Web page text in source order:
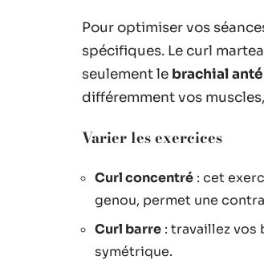
Pour optimiser vos
spécifiques. Le curl
seulement le brachial
différemment vos
Varier les exercices
Curl concentré : cet
genou, permet une
Curl barre : travaillez vos
symétrique.